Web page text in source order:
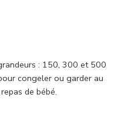
: 150, 300 et 500
congeler ou garder au
de bébé.